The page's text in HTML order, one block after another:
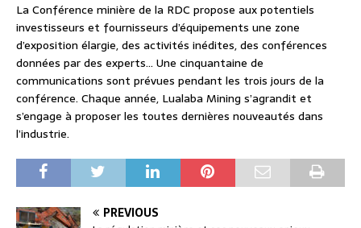
La Conférence minière de la RDC propose aux potentiels
investisseurs et fournisseurs d’équipements une zone
d’exposition élargie, des activités inédites, des conférences
données par des experts… Une cinquantaine de
communications sont prévues pendant les trois jours de la
conférence. Chaque année, Lualaba Mining s’agrandit et
s’engage à proposer les toutes dernières nouveautés dans
l’industrie.
PREVIOUS